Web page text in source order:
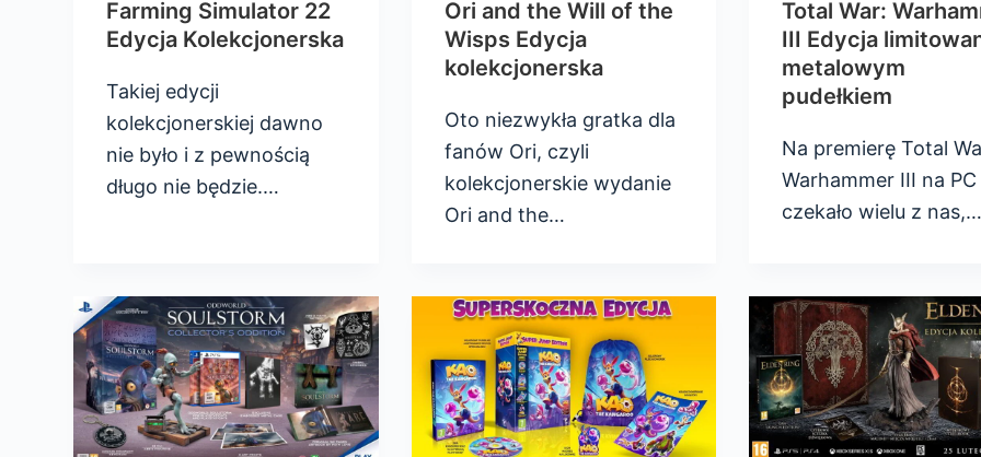
Farming Simulator 22
Edycja Kolekcjonerska
Takiej edycji
kolekcjonerskiej dawno
nie było i z pewnością
długo nie będzie.…
Ori and the Will of the
Wisps Edycja
kolekcjonerska
Oto niezwykła gratka dla
fanów Ori, czyli
kolekcjonerskie wydanie
Ori and the…
Total War:
III Edycja
metalowym
pudełkiem
Na premierę Total
Warhammer III na PC
czekało wielu z nas,…